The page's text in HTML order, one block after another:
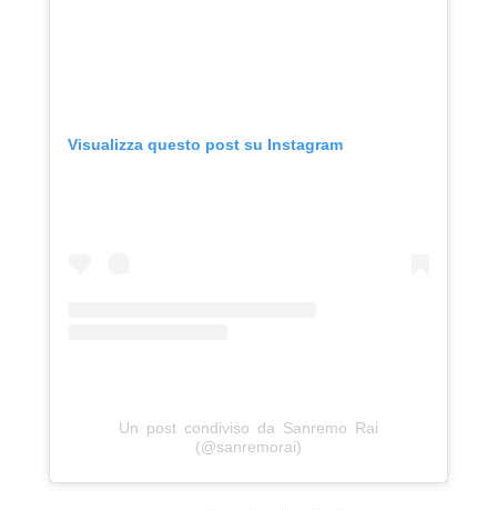
Visualizza questo post su Instagram
Un post condiviso da Sanremo Rai
(@sanremorai)